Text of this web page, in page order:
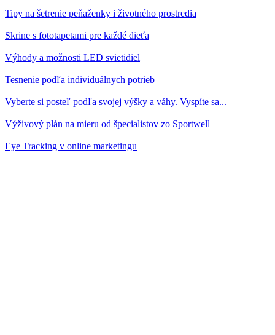
Tipy na šetrenie peňaženky i životného prostredia
Skrine s fototapetami pre každé dieťa
Výhody a možnosti LED svietidiel
Tesnenie podľa individuálnych potrieb
Vyberte si posteľ podľa svojej výšky a váhy. Vyspíte sa...
Výživový plán na mieru od špecialistov zo Sportwell
Eye Tracking v online marketingu